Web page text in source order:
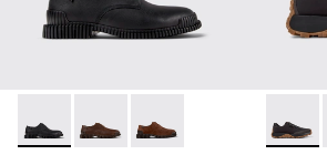
Pix - K101076-001 - 남성용 블랙 가죽
Pix - K101076-010
Pix - K101076-005Drift